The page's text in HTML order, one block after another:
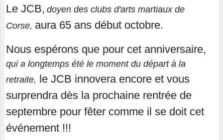
Le JCB, doyen des clubs d'arts martiaux de
Corse, aura 65 ans début octobre.
Nous espérons que pour cet anniversaire,
qui a longtemps été le moment du départ à la
retraite, le JCB innovera encore et vous
surprendra dès la prochaine rentrée de
septembre pour fêter comme il se doit cet
événement !!!